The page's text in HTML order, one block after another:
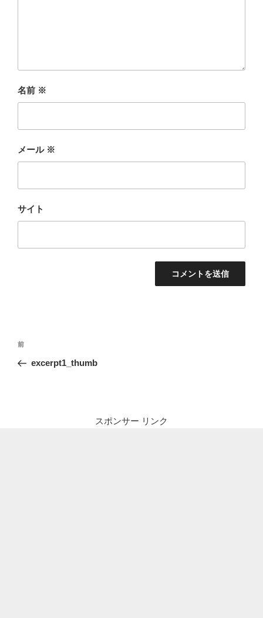
名前 ※
メール ※
サイト
投
ナ
前
の
前
excerpt1_thumb
スポンサー リンク